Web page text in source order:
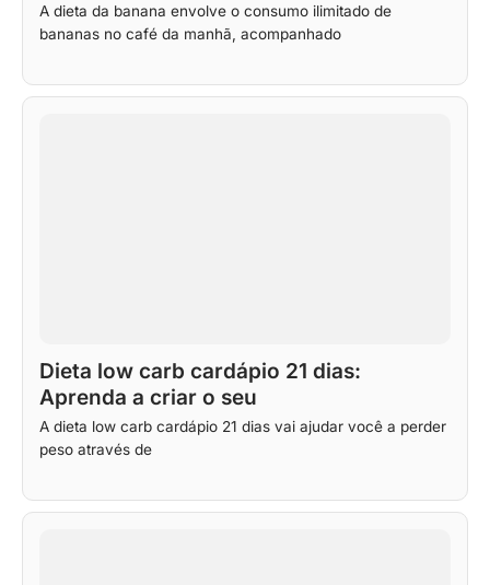
A dieta da banana envolve o consumo ilimitado de
bananas no café da manhã, acompanhado
Dieta low carb cardápio 21 dias:
Aprenda a criar o seu
A dieta low carb cardápio 21 dias vai ajudar você a perder
peso através de